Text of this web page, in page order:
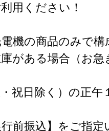
用ください！
機の商品のみで構
がある場合（お急
祝日除く）の正午
前振込】をご指定